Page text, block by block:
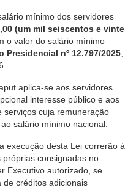
mínimo dos servidores
(um mil seiscentos e vinte
o valor do salário mínimo
Presidencial nº 12.797/2025
aplica-se aos servidores
interesse público e aos
serviços cuja remuneração
salário mínimo nacional.
execução desta Lei correrão à
consignadas no
Executivo autorizado, se
créditos adicionais